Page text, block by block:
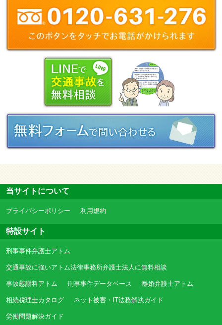
当サイトについて
プライバシーポリシー 利用規約
特設サイト
刑事事件弁護士アトム
交通事故に強いアトム法律事務所弁護士法人に無料相談
事故慰謝料アトム 刑事事件データベース 離婚弁護士アトム
相続税理士カタログ ネット被害・IT法務解決ガイド
労働問題解決ガイド